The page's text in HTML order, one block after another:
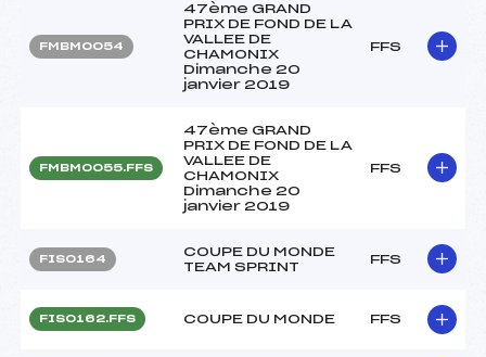
FMBM0054
47ème GRAND
PRIX DE FOND DE LA
VALLEE DE
CHAMONIX
Dimanche 20
janvier 2019
FFS
FMBM0055.FFS
47ème GRAND
PRIX DE FOND DE LA
VALLEE DE
CHAMONIX
Dimanche 20
janvier 2019
FFS
FIS0164
COUPE DU MONDE
TEAM SPRINT
FFS
FIS0162.FFS COUPE DU MONDE FFS